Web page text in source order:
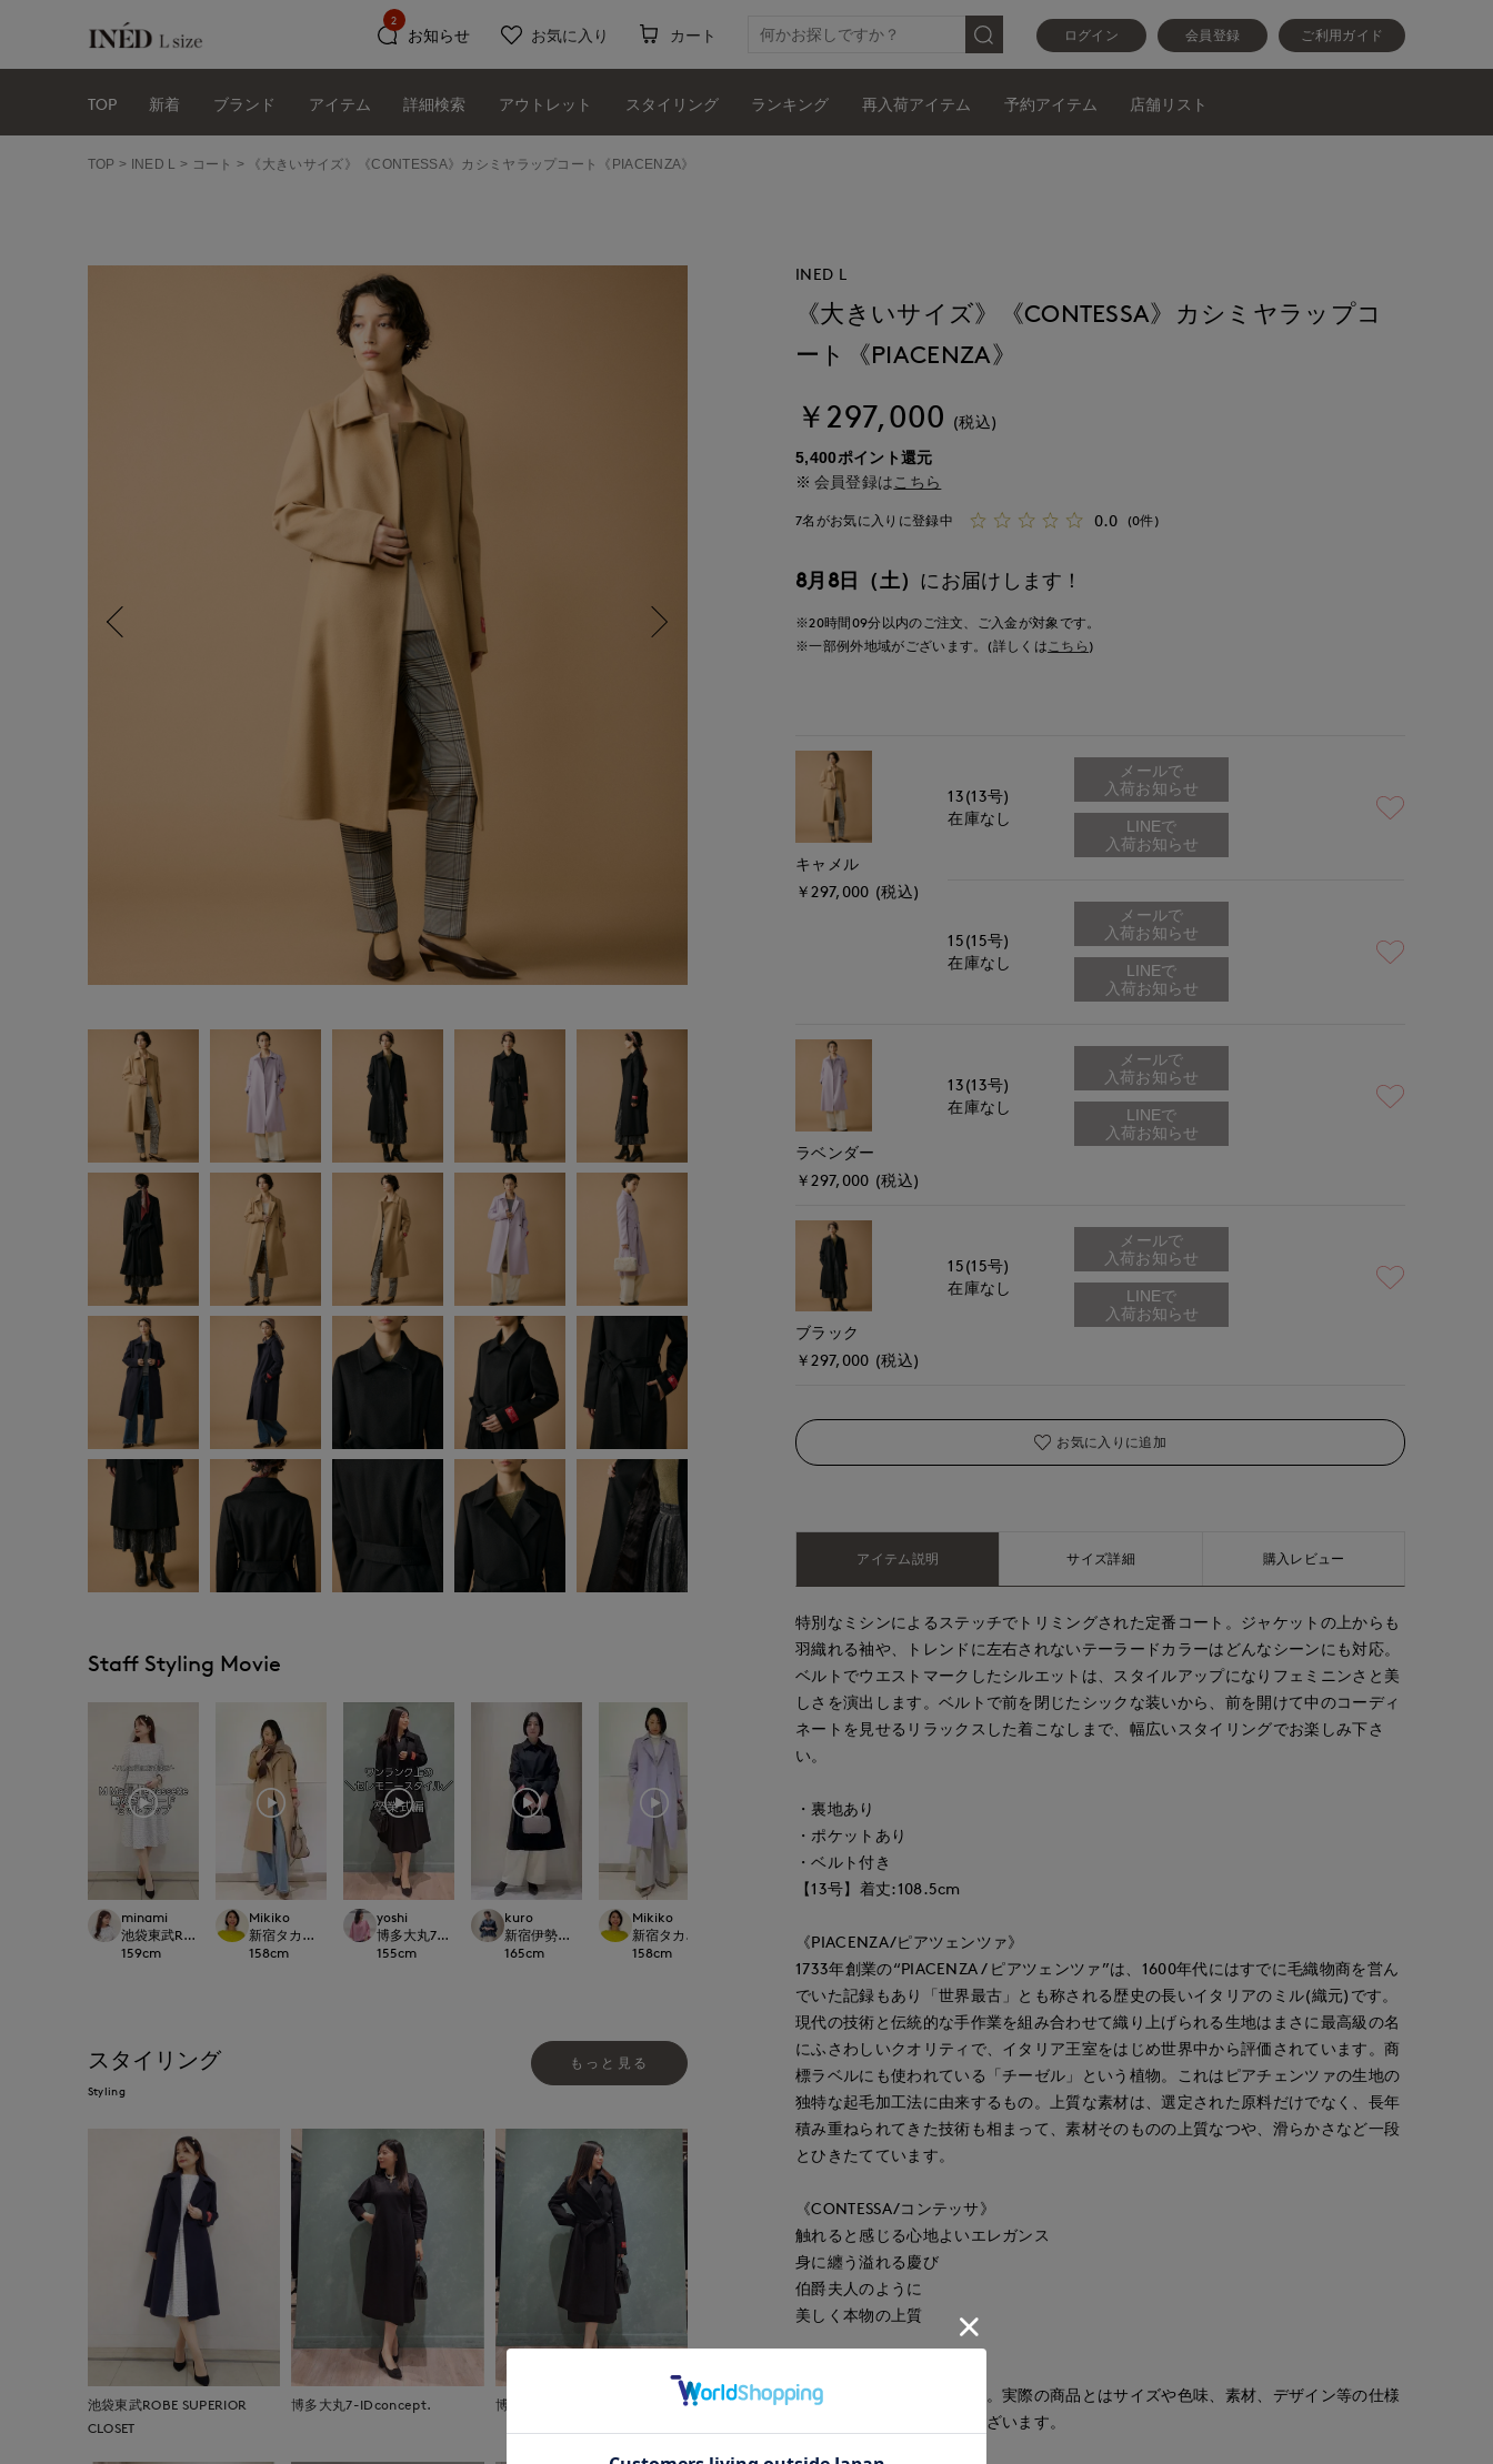
ログイン 会員登録 ご利用ガイド
お知らせ
2
お気に入り カート
TOP 新着 ブランド アイテム 詳細検索 アウトレット スタイリング ランキング 再入荷アイテム 予約アイテム 店舗リスト
TOP INED L コート 《大きいサイズ》《CONTESSA》カシミヤラップコート《PIACENZA》
Staff Styling Movie
minami
池袋東武ROBE SUPERIOR CLOSET
159cm
Mikiko
新宿タカシマヤSUPERIOR CLOSET
158cm
yoshi
博多大丸7-IDconcept.
155cm
kuro
新宿伊勢丹SUPERIOR CLOSET
165cm
Mikiko
新宿タカシマヤSUPERIOR CLOSET
158cm
上本町近鉄SUPERIORCLOSET梅田大丸INED
162cm
スタイリング
Styling
もっと見る
池袋東武ROBE SUPERIOR
CLOSET
博多大丸7-IDconcept. 博多大丸7-IDconcept.
INED L
《大きいサイズ》《CONTESSA》カシミヤラップコ
ート《PIACENZA》
￥297,000 (税込)
5,400ポイント還元
会員登録は こちら
7名がお気に入りに登録中 0.0 (0件)
8月8日（土） にお届けします！
※20時間09分以内のご注文、ご入金が対象です。
※一部例外地域がございます。(詳しくはこちら )
キャメル
￥297,000 (税込)
13(13号)
在庫なし
メールで
入荷お知らせ
15(15号)
在庫なし
メールで
入荷お知らせ
ラベンダー
￥297,000 (税込)
13(13号)
在庫なし
メールで
入荷お知らせ
ブラック
￥297,000 (税込)
15(15号)
在庫なし
メールで
入荷お知らせ
お気に入りに追加
アイテム説明 サイズ詳細 購入レビュー
特別なミシンによるステッチでトリミングされた定番コート。ジャケットの上からも
羽織れる袖や、トレンドに左右されないテーラードカラーはどんなシーンにも対応。
ベルトでウエストマークしたシルエットは、スタイルアップになりフェミニンさと美
しさを演出します。ベルトで前を閉じたシックな装いから、前を開けて中のコーディ
ネートを見せるリラックスした着こなしまで、幅広いスタイリングでお楽しみ下さ
い。
・裏地あり
・ポケットあり
・ベルト付き
【13号】着丈:108.5cm
《PIACENZA/ピアツェンツァ》
1733年創業の“PIACENZA / ピアツェンツァ”は、1600年代にはすでに毛織物商を営ん
でいた記録もあり「世界最古」とも称される歴史の長いイタリアのミル(織元)です。
現代の技術と伝統的な手作業を組み合わせて織り上げられる生地はまさに最高級の名
にふさわしいクオリティで、イタリア王室をはじめ世界中から評価されています。商
標ラベルにも使われている「チーゼル」という植物。これはピアチェンツァの生地の
独特な起毛加工法に由来するもの。上質な素材は、選定された原料だけでなく、長年
積み重ねられてきた技術も相まって、素材そのものの上質なつや、滑らかさなど一段
とひきたてています。
《CONTESSA/コンテッサ》
触れると感じる心地よいエレガンス
身に纏う溢れる慶び
伯爵夫人のように
美しく本物の上質
画像の商品はサンプルです。実際の商品とはサイズや色味、素材、デザイン等の仕様
が若干変更になる場合がございます。